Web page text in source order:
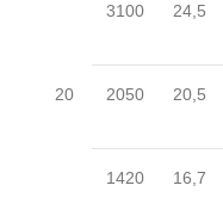
20
3100 24,5
2050 20,5
1420 16,7